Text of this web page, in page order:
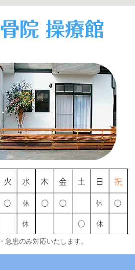
患のみ対応いたします。